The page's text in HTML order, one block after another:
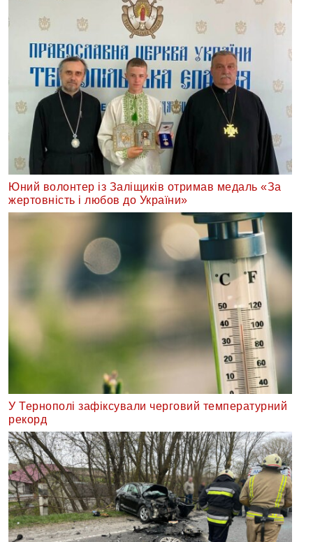
Юний волонтер із Заліщиків отримав медаль «За
жертовність і любов до України»
У Тернополі зафіксували черговий температурний
рекорд